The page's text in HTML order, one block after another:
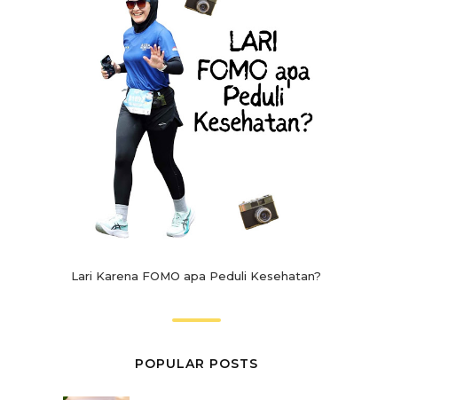
Lari Karena FOMO apa Peduli Kesehatan?
POPULAR POSTS